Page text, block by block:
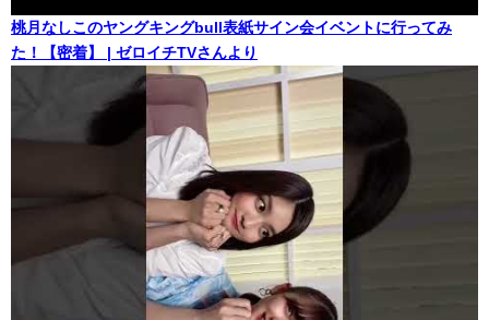
桃月なしこのヤングキングbull表紙サイン会イベントに行ってみ
た！【密着】 | ゼロイチTVさんより